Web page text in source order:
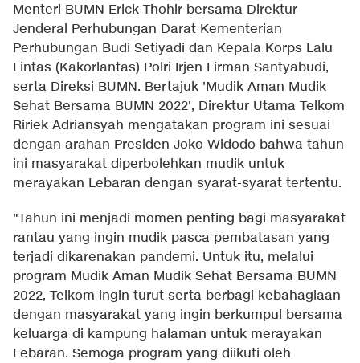
Menteri BUMN Erick Thohir bersama Direktur
Jenderal Perhubungan Darat Kementerian
Perhubungan Budi Setiyadi dan Kepala Korps Lalu
Lintas (Kakorlantas) Polri Irjen Firman Santyabudi,
serta Direksi BUMN. Bertajuk 'Mudik Aman Mudik
Sehat Bersama BUMN 2022', Direktur Utama Telkom
Ririek Adriansyah mengatakan program ini sesuai
dengan arahan Presiden Joko Widodo bahwa tahun
ini masyarakat diperbolehkan mudik untuk
merayakan Lebaran dengan syarat-syarat tertentu.
"Tahun ini menjadi momen penting bagi masyarakat
rantau yang ingin mudik pasca pembatasan yang
terjadi dikarenakan pandemi. Untuk itu, melalui
program Mudik Aman Mudik Sehat Bersama BUMN
2022, Telkom ingin turut serta berbagi kebahagiaan
dengan masyarakat yang ingin berkumpul bersama
keluarga di kampung halaman untuk merayakan
Lebaran. Semoga program yang diikuti oleh